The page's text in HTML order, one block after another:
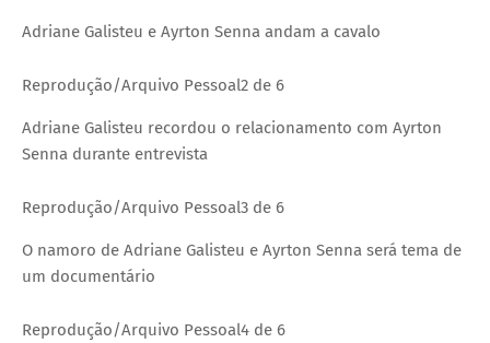
Adriane Galisteu e Ayrton Senna andam a cavalo
Reprodução/Arquivo Pessoal2 de 6
Adriane Galisteu recordou o relacionamento com Ayrton
Senna durante entrevista
Reprodução/Arquivo Pessoal3 de 6
O namoro de Adriane Galisteu e Ayrton Senna será tema de
um documentário
Reprodução/Arquivo Pessoal4 de 6